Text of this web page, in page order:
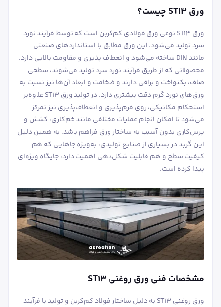
ورق ST13 چیست؟
ورق ST13 نوعی ورق فولادی کم‌کربن است که توسط فرآیند نورد
سرد تولید می‌شود. این ورق مطابق با استانداردهای صنعتی
مانند DIN ساخته می‌شود و انعطاف پذیری و مقاومت بالایی دارد.
محصولاتی که از طریق فرآیند نورد سرد تولید می‌شوند، سطحی
صاف، یکنواخت و براقی دارند و ضخامت و ابعاد آن‌ها نیز نسبت به
ورق‌های نورد گرم دقت بیشتری دارد. در تولید ورق ST13 علاوه‌بر
استحکام مکانیکی، روی فرم‌پذیری و انعطاف‌پذیری نیز تمرکز
می‌شود تا امکان انجام عملیات مختلفی مانند خم‌کاری، کشش و
پرس‌کاری بدون آسیب به ساختار ورق فراهم باشد. به همین دلیل
این گرید در بسیاری از صنایع تولیدی، به‌ویژه جاهایی که هم
کیفیت سطح و هم قابلیت شکل‌دهی اهمیت دارد، جایگاه ویژه‌ای
پیدا کرده است.
مشخصات فنی ورق روغنی ST13
ورق روغنی ST13 به دلیل ساختار فولاد کم‌کربن و تولید با فرآیند